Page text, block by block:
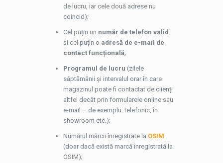
de lucru, iar cele două adrese nu
coincid);
Cel puțin un număr de telefon valid
și cel puțin o adresă de e-mail de
contact funcțională;
Programul de lucru (zilele
săptămânii și intervalul orar în care
magazinul poate fi contactat de clienți
altfel decât prin formularele online sau
e-mail – de exemplu: telefonic, în
showroom etc.);
Numărul mărcii înregistrate la OSIM
(doar dacă există marcă înregistrată la
OSIM);